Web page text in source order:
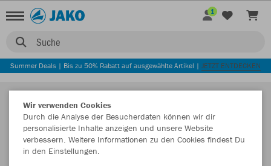
Suche
1
Summer Deals | Bis zu 50% Rabatt auf ausgewählte Artikel | JETZT ENTDECKEN
Wir verwenden Cookies
Durch die Analyse der Besucherdaten können wir dir
personalisierte Inhalte anzeigen und unsere Website
verbessern. Weitere Informationen zu den Cookies findest Du
in den Einstellungen.